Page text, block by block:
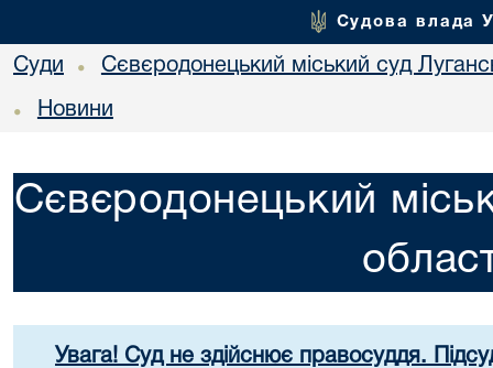
Судова влада
Суди • Сєвєродонецький міський суд
• Новини
Сєвєродонецький
Увага! Суд не здійснює правосуддя.